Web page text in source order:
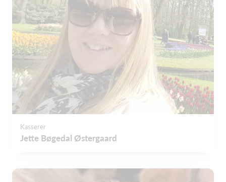
Kasserer
Jette Bøgedal Østergaard